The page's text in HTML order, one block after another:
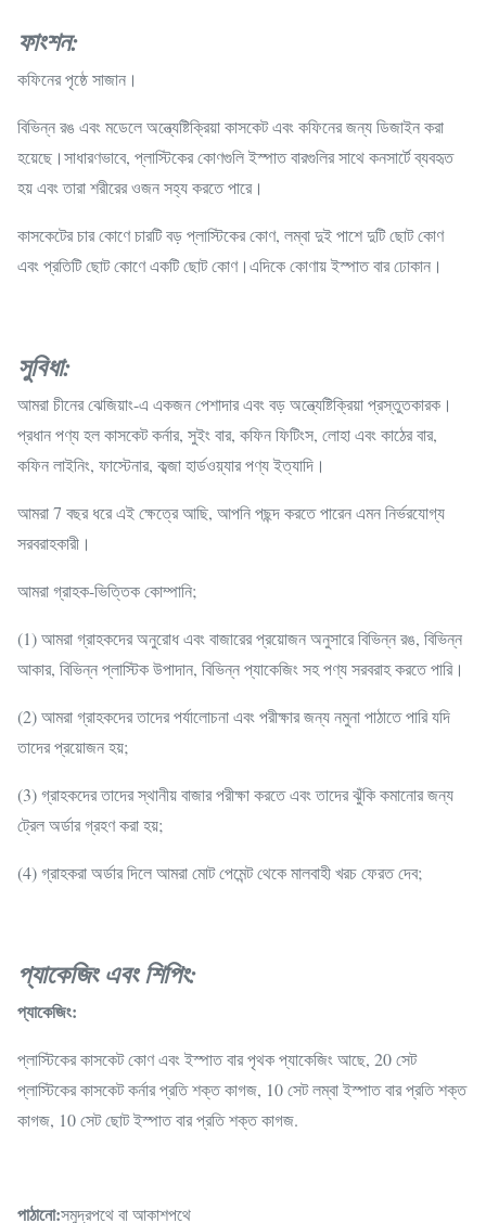
ফাংশন:
কফিনের পৃষ্ঠে সাজান।
বিভিন্ন রঙ এবং মডেলে অন্ত্যেষ্টিক্রিয়া কাসকেট এবং কফিনের জন্য ডিজাইন করা
হয়েছে।সাধারণভাবে, প্লাস্টিকের কোণগুলি ইস্পাত বারগুলির সাথে কনসার্টে ব্যবহৃত
হয় এবং তারা শরীরের ওজন সহ্য করতে পারে।
কাসকেটের চার কোণে চারটি বড় প্লাস্টিকের কোণ, লম্বা দুই পাশে দুটি ছোট কোণ
এবং প্রতিটি ছোট কোণে একটি ছোট কোণ।এদিকে কোণায় ইস্পাত বার ঢোকান।
সুবিধা:
আমরা চীনের ঝেজিয়াং-এ একজন পেশাদার এবং বড় অন্ত্যেষ্টিক্রিয়া প্রস্তুতকারক।
প্রধান পণ্য হল কাসকেট কর্নার, সুইং বার, কফিন ফিটিংস, লোহা এবং কাঠের বার,
কফিন লাইনিং, ফাস্টেনার, কব্জা হার্ডওয়্যার পণ্য ইত্যাদি।
আমরা 7 বছর ধরে এই ক্ষেত্রে আছি, আপনি পছন্দ করতে পারেন এমন নির্ভরযোগ্য
সরবরাহকারী।
আমরা গ্রাহক-ভিত্তিক কোম্পানি;
(1) আমরা গ্রাহকদের অনুরোধ এবং বাজারের প্রয়োজন অনুসারে বিভিন্ন রঙ, বিভিন্ন
আকার, বিভিন্ন প্লাস্টিক উপাদান, বিভিন্ন প্যাকেজিং সহ পণ্য সরবরাহ করতে পারি।
(2) আমরা গ্রাহকদের তাদের পর্যালোচনা এবং পরীক্ষার জন্য নমুনা পাঠাতে পারি যদি
তাদের প্রয়োজন হয়;
(3) গ্রাহকদের তাদের স্থানীয় বাজার পরীক্ষা করতে এবং তাদের ঝুঁকি কমানোর জন্য
ট্রেল অর্ডার গ্রহণ করা হয়;
(4) গ্রাহকরা অর্ডার দিলে আমরা মোট পেমেন্ট থেকে মালবাহী খরচ ফেরত দেব;
প্যাকেজিং এবং শিপিং:
প্যাকেজিং:
প্লাস্টিকের কাসকেট কোণ এবং ইস্পাত বার পৃথক প্যাকেজিং আছে, 20 সেট
প্লাস্টিকের কাসকেট কর্নার প্রতি শক্ত কাগজ, 10 সেট লম্বা ইস্পাত বার প্রতি শক্ত
কাগজ, 10 সেট ছোট ইস্পাত বার প্রতি শক্ত কাগজ.
পাঠানো:সমুদ্রপথে বা আকাশপথে